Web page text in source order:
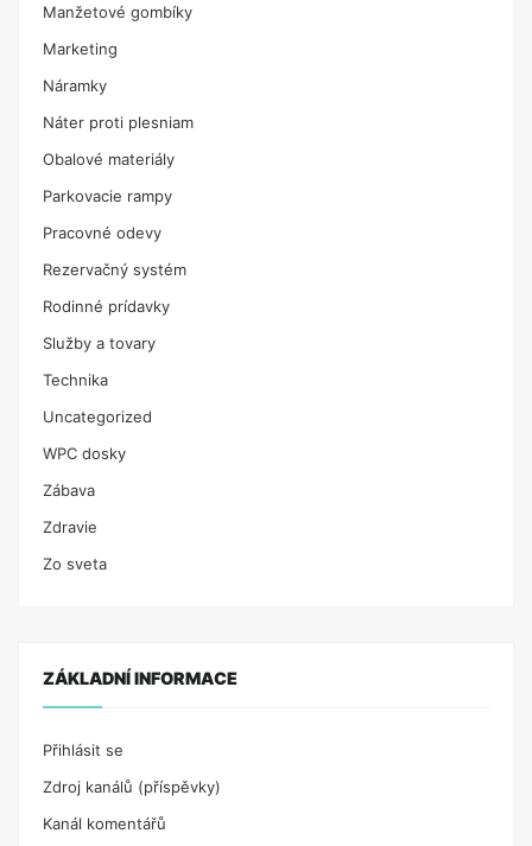
Manžetové gombíky
Marketing
Náramky
Náter proti plesniam
Obalové materiály
Parkovacie rampy
Pracovné odevy
Rezervačný systém
Rodinné prídavky
Služby a tovary
Technika
Uncategorized
WPC dosky
Zábava
Zdravie
Zo sveta
ZÁKLADNÍ INFORMACE
Přihlásit se
Zdroj kanálů (příspěvky)
Kanál komentářů